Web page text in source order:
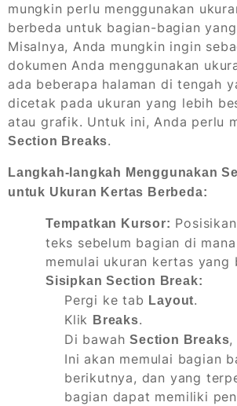
mungkin perlu menggunakan
berbeda untuk bagian-bagian
Misalnya, Anda mungkin ingin
dokumen Anda menggunakan
ada beberapa halaman di tengah
dicetak pada ukuran yang lebih
atau grafik. Untuk ini, Anda perlu
Section Breaks.
Langkah-langkah Menggunakan
untuk Ukuran Kertas Berbeda:
Tempatkan Kursor:
teks sebelum bagian di
memulai ukuran kertas yang
Sisipkan Section Break:
Pergi ke tab Layout.
Klik
Breaks.
Di bawahSection Breaks,
Ini akan memulai bagian
berikutnya, dan yang
bagian dapat memiliki